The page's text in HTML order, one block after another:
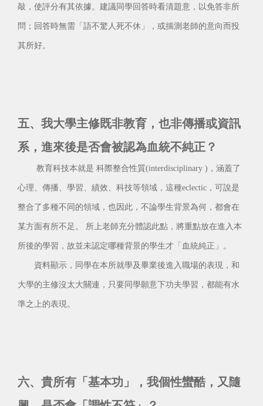
敲，使評分有其依據。建議同學回答時看清題意，以免答非所
問；回答時無需「語不驚人死不休」，或揣測老師的意向而投
其所好。
五、我大學主修既非教育，也非傳播或資訊
系，進來後是否會被認為血統不純正？
教育科技本就是 科際整合性質(interdisciplinary )，涵蓋了
心理、傳播、學習、績效、科技等領域，這種eclectic，可說是
整合了多種不同的領域，也因此，不論學生背景為何，都會在
某方面有所不足。 所上老師充分體認此點，將重點放在進入本
所後的學習，故並未認定哪種背景的學生才「血統純正」。
資料顯示，同學在本所就學及畢業後進入職場的表現，和
大學的主修沒太大關連，只要同學願意下功夫學習，都能有水
準之上的表現。
六、貴所有「基本功」，我個性蠻酷，又隨